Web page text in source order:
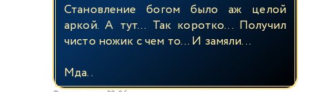
Становление богом было аж целой
аркой. А тут... Так коротко... Получил
чисто ножик с чем то... И замяли...
Мда..